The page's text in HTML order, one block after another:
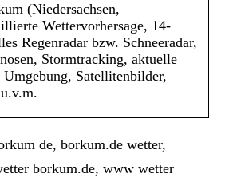
(Niedersachsen,
Wettervorhersage, 14-
Regenradar bzw. Schneeradar,
Stormtracking, aktuelle
Umgebung, Satellitenbilder,
de, borkum.de wetter,
borkum.de, www wetter